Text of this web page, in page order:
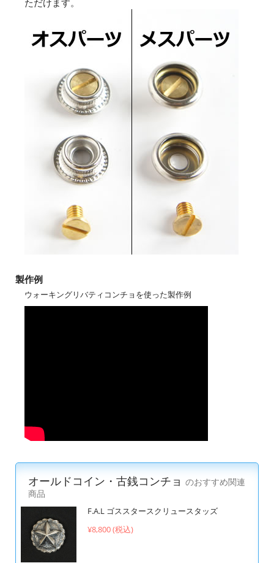
ただけます。
製作例
ウォーキングリバティコンチョを使った製作例
オールドコイン・古銭コンチョ のおすすめ関連
商品
F.A.L ゴススタースクリュースタッズ
¥8,800 (税込)